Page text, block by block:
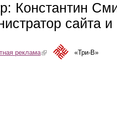
Константин
сайта
реклама(link is external)«Три-В»